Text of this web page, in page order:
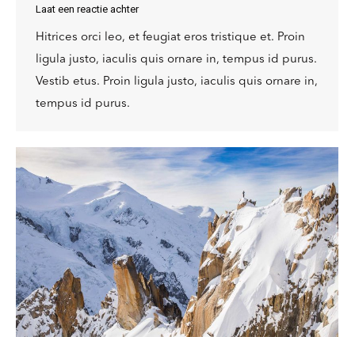
Laat een reactie achter
Hitrices orci leo, et feugiat eros tristique et. Proin
ligula justo, iaculis quis ornare in, tempus id purus.
Vestib etus. Proin ligula justo, iaculis quis ornare in,
tempus id purus.